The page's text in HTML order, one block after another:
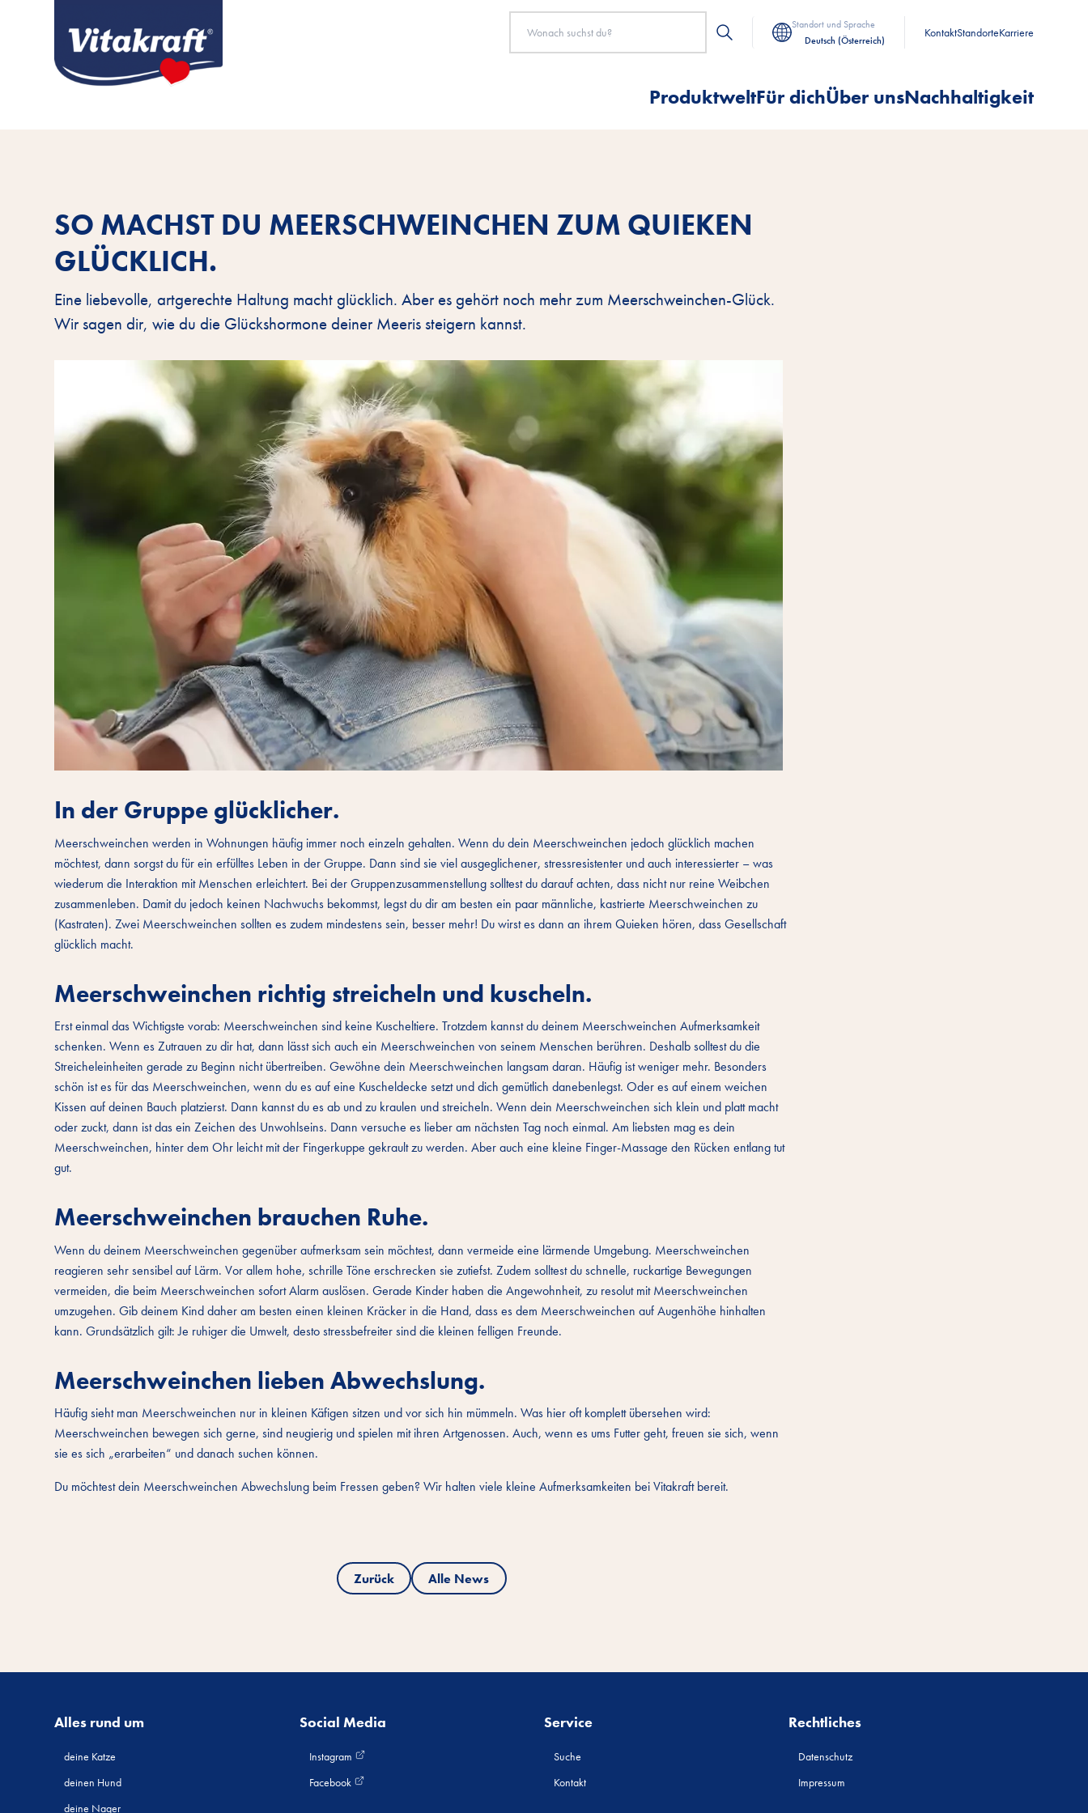
Standort und Sprache
Deutsch (Österreich)
KontaktStandorteKarriere
ProduktweltFür dichÜber unsNachhaltigkeit
SO MACHST DU MEERSCHWEINCHEN ZUM QUIEKEN
GLÜCKLICH.
Eine liebevolle, artgerechte Haltung macht glücklich. Aber es gehört noch mehr zum Meerschweinchen-Glück.
Wir sagen dir, wie du die Glückshormone deiner Meeris steigern kannst.
In der Gruppe glücklicher.
Meerschweinchen werden in Wohnungen häufig immer noch einzeln gehalten. Wenn du dein Meerschweinchen jedoch glücklich machen
möchtest, dann sorgst du für ein erfülltes Leben in der Gruppe. Dann sind sie viel ausgeglichener, stressresistenter und auch interessierter – was
wiederum die Interaktion mit Menschen erleichtert. Bei der Gruppenzusammenstellung solltest du darauf achten, dass nicht nur reine Weibchen
zusammenleben. Damit du jedoch keinen Nachwuchs bekommst, legst du dir am besten ein paar männliche, kastrierte Meerschweinchen zu
(Kastraten). Zwei Meerschweinchen sollten es zudem mindestens sein, besser mehr! Du wirst es dann an ihrem Quieken hören, dass Gesellschaft
glücklich macht.
Meerschweinchen richtig streicheln und kuscheln.
Erst einmal das Wichtigste vorab: Meerschweinchen sind keine Kuscheltiere. Trotzdem kannst du deinem Meerschweinchen Aufmerksamkeit
schenken. Wenn es Zutrauen zu dir hat, dann lässt sich auch ein Meerschweinchen von seinem Menschen berühren. Deshalb solltest du die
Streicheleinheiten gerade zu Beginn nicht übertreiben. Gewöhne dein Meerschweinchen langsam daran. Häufig ist weniger mehr. Besonders
schön ist es für das Meerschweinchen, wenn du es auf eine Kuscheldecke setzt und dich gemütlich danebenlegst. Oder es auf einem weichen
Kissen auf deinen Bauch platzierst. Dann kannst du es ab und zu kraulen und streicheln. Wenn dein Meerschweinchen sich klein und platt macht
oder zuckt, dann ist das ein Zeichen des Unwohlseins. Dann versuche es lieber am nächsten Tag noch einmal. Am liebsten mag es dein
Meerschweinchen, hinter dem Ohr leicht mit der Fingerkuppe gekrault zu werden. Aber auch eine kleine Finger-Massage den Rücken entlang tut
gut.
Meerschweinchen brauchen Ruhe.
Wenn du deinem Meerschweinchen gegenüber aufmerksam sein möchtest, dann vermeide eine lärmende Umgebung. Meerschweinchen
reagieren sehr sensibel auf Lärm. Vor allem hohe, schrille Töne erschrecken sie zutiefst. Zudem solltest du schnelle, ruckartige Bewegungen
vermeiden, die beim Meerschweinchen sofort Alarm auslösen. Gerade Kinder haben die Angewohnheit, zu resolut mit Meerschweinchen
umzugehen. Gib deinem Kind daher am besten einen kleinen Kräcker in die Hand, dass es dem Meerschweinchen auf Augenhöhe hinhalten
kann. Grundsätzlich gilt: Je ruhiger die Umwelt, desto stressbefreiter sind die kleinen felligen Freunde.
Meerschweinchen lieben Abwechslung.
Häufig sieht man Meerschweinchen nur in kleinen Käfigen sitzen und vor sich hin mümmeln. Was hier oft komplett übersehen wird:
Meerschweinchen bewegen sich gerne, sind neugierig und spielen mit ihren Artgenossen. Auch, wenn es ums Futter geht, freuen sie sich, wenn
sie es sich „erarbeiten“ und danach suchen können.
Du möchtest dein Meerschweinchen Abwechslung beim Fressen geben? Wir halten viele kleine Aufmerksamkeiten bei Vitakraft bereit.
Zurück Alle News
Alles rund um
deine Katze
deinen Hund
deine Nager
Social Media
Instagram
Facebook
Service
Suche
Kontakt
Rechtliches
Datenschutz
Impressum